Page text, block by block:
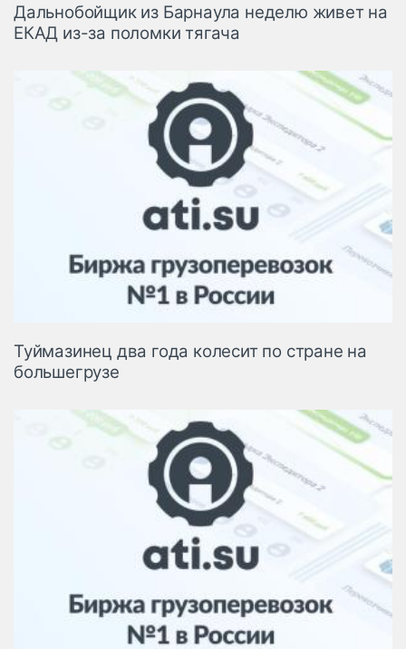
Дальнобойщик из Барнаула неделю живет на
ЕКАД из-за поломки тягача
Туймазинец два года колесит по стране на
большегрузе